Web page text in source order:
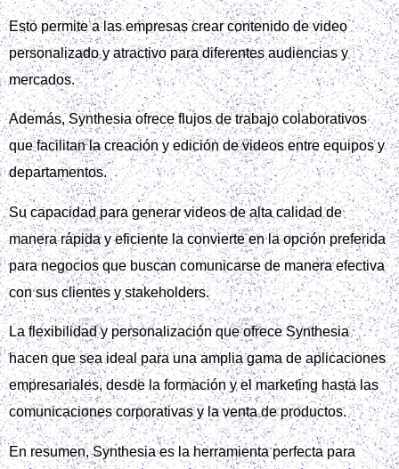
Esto permite a las empresas crear contenido de video
personalizado y atractivo para diferentes audiencias y
mercados.
Además, Synthesia ofrece flujos de trabajo colaborativos
que facilitan la creación y edición de videos entre equipos y
departamentos.
Su capacidad para generar videos de alta calidad de
manera rápida y eficiente la convierte en la opción preferida
para negocios que buscan comunicarse de manera efectiva
con sus clientes y stakeholders.
La flexibilidad y personalización que ofrece Synthesia
hacen que sea ideal para una amplia gama de aplicaciones
empresariales, desde la formación y el marketing hasta las
comunicaciones corporativas y la venta de productos.
En resumen, Synthesia es la herramienta perfecta para